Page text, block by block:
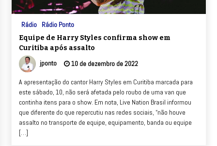
Rádio Rádio Ponto
Equipe de Harry Styles confirma show em
Curitiba após assalto
jponto 10 de dezembro de 2022
A apresentação do cantor Harry Styles em Curitiba marcada para
este sábado, 10, não será afetada pelo roubo de uma van que
continha itens para o show. Em nota, Live Nation Brasil informou
que diferente do que repercutiu nas redes sociais, “não houve
assalto no transporte de equipe, equipamento, banda ou equipe
[…]